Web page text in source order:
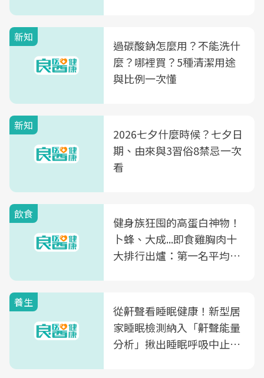
新知
過碳酸鈉怎麼用？不能洗什
麼？哪裡買？5種清潔用途
與比例一次懂
新知
2026七夕什麼時候？七夕日
期、由來與3習俗8禁忌一次
看
飲食
健身族狂囤的高蛋白神物！
卜蜂、大成...即食雞胸肉十
大排行出爐：第一名平均一
養生
從鼾聲看睡眠健康！新型居
家睡眠檢測納入「鼾聲能量
分析」揪出睡眠呼吸中止症